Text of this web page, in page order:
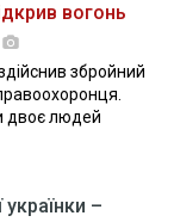
вогонь
збройний
двоє людей
–